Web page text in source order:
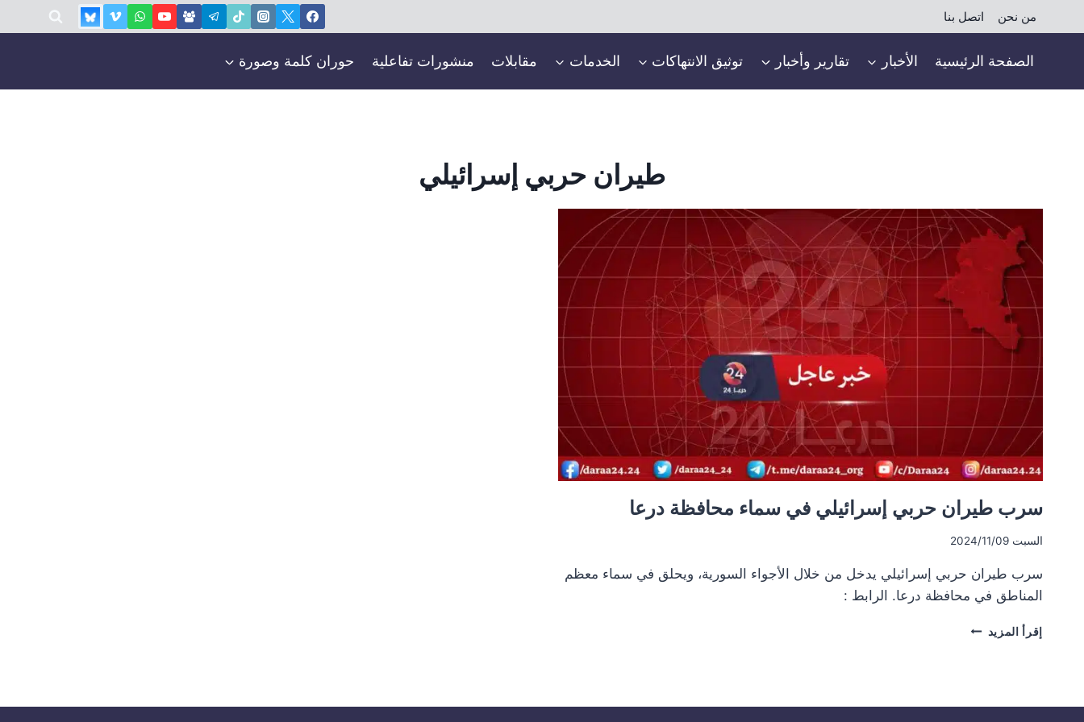
إلى
من نحن اتصل بنا
الصفحة الرئيسية الأخبار تقارير وأخبار توثيق الانتهاكات الخدمات مقابلات منشورات تفاعلية حوران كلمة وصورة
طيران حربي إسرائيلي
سرب طيران حربي إسرائيلي في سماء محافظة درعا
السبت 2024/11/09
سرب طيران حربي إسرائيلي يدخل من خلال الأجواء السورية، ويحلق في سماء معظم
المناطق في محافظة درعا. الرابط :
إقرأ المزيد سرب